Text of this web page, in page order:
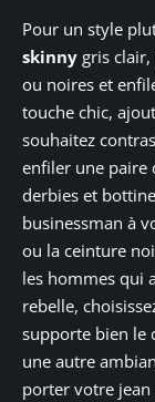
Pour un style
skinny gris clair,
ou noires et
touche chic,
souhaitez
enfiler une paire
derbies et
businessman à
ou la ceinture
les hommes qui
rebelle,
supporte bien le
une autre
porter votre